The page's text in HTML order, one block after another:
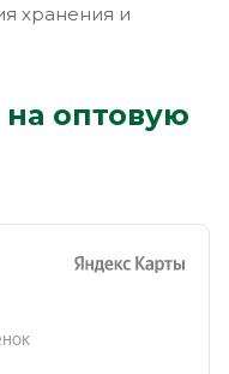
хранения и
на оптовую